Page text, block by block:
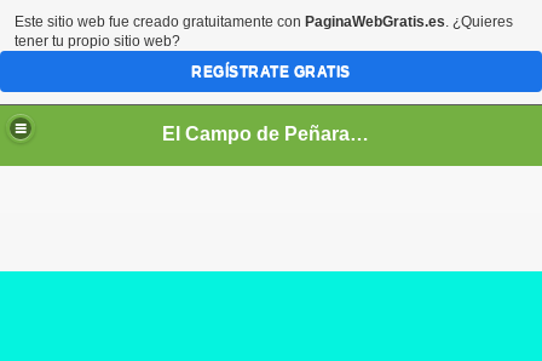
El Campo de Peñaranda (Salamanca)
Este sitio web fue creado gratuitamente con PaginaWebGratis.es. ¿Quieres
tener tu propio sitio web?
REGÍSTRATE GRATIS